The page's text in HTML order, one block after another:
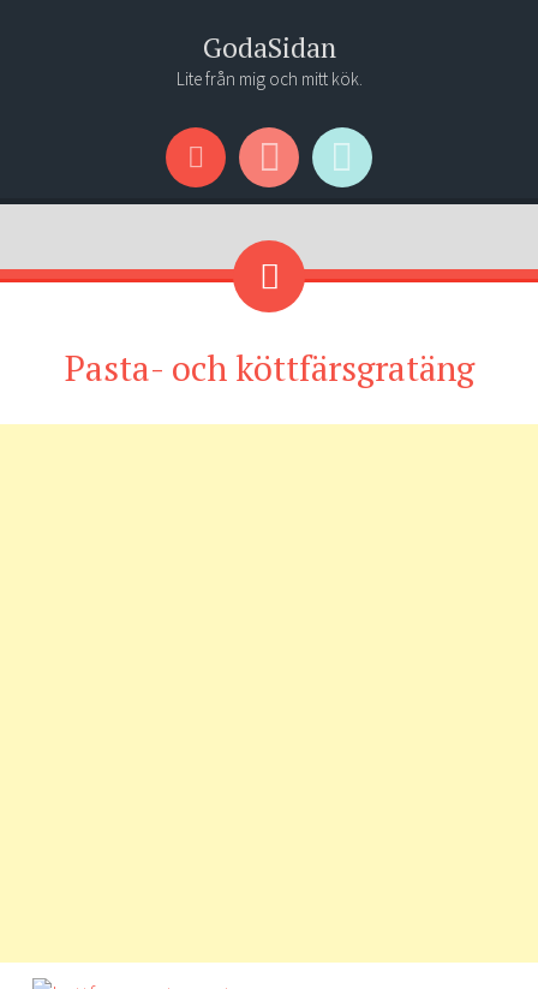
GodaSidan
Lite från mig och mitt kök.
Menu
Widgets
Search
Pasta- och köttfärsgratäng